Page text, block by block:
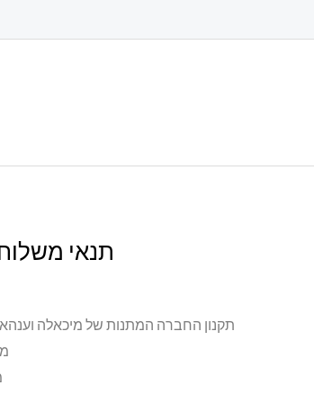
תנאי
תקנון החברה המתנות של מיכאלה